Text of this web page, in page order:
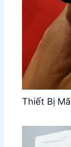
Thiết Bị